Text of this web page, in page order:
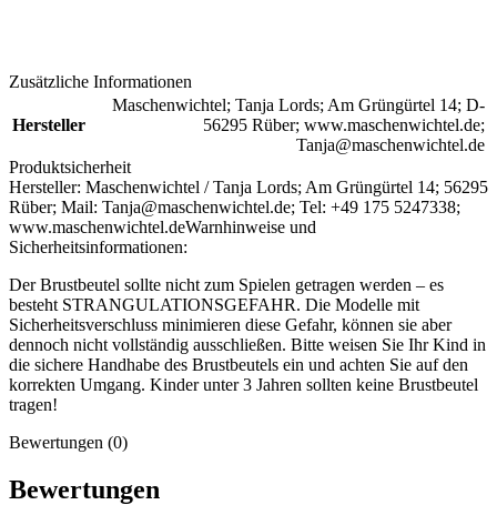
Zusätzliche Informationen
Hersteller
Maschenwichtel; Tanja Lords; Am Grüngürtel 14; D-
56295 Rüber; www.maschenwichtel.de;
Tanja@maschenwichtel.de
Produktsicherheit
Hersteller: Maschenwichtel / Tanja Lords; Am Grüngürtel 14; 56295
Rüber; Mail: Tanja@maschenwichtel.de; Tel: +49 175 5247338;
www.maschenwichtel.deWarnhinweise und
Sicherheitsinformationen:
Der Brustbeutel sollte nicht zum Spielen getragen werden – es
besteht STRANGULATIONSGEFAHR. Die Modelle mit
Sicherheitsverschluss minimieren diese Gefahr, können sie aber
dennoch nicht vollständig ausschließen. Bitte weisen Sie Ihr Kind in
die sichere Handhabe des Brustbeutels ein und achten Sie auf den
korrekten Umgang. Kinder unter 3 Jahren sollten keine Brustbeutel
tragen!
Bewertungen (0)
Bewertungen